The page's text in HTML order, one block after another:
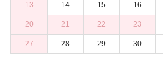
13 14 15 16
20 21 22 23
27 28 29 30